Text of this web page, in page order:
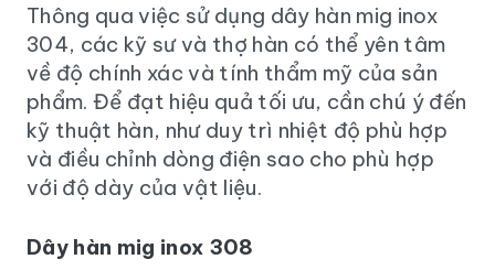
Thông qua việc sử dụng dây hàn mig inox
304, các kỹ sư và thợ hàn có thể yên tâm
về độ chính xác và tính thẩm mỹ của sản
phẩm. Để đạt hiệu quả tối ưu, cần chú ý đến
kỹ thuật hàn, như duy trì nhiệt độ phù hợp
và điều chỉnh dòng điện sao cho phù hợp
với độ dày của vật liệu.
Dây hàn mig inox 308